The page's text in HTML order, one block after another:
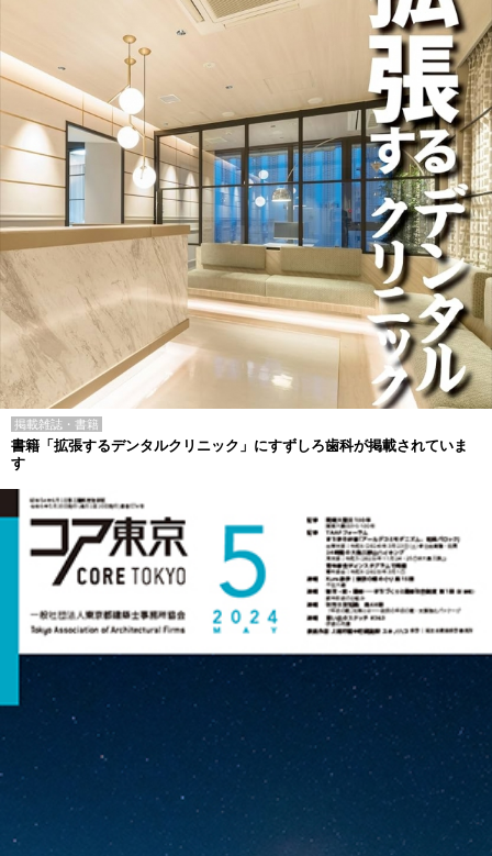
掲載雑誌・書籍
書籍「拡張するデンタルクリニック」にすずしろ歯科が掲載されていま
す